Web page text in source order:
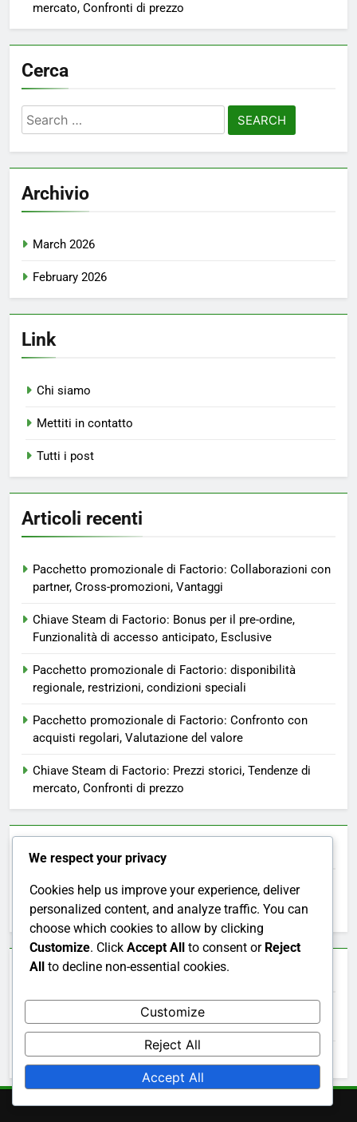
mercato, Confronti di prezzo
Cerca
Search
for:
Archivio
March 2026
February 2026
Link
Chi siamo
Mettiti in contatto
Tutti i post
Articoli recenti
Pacchetto promozionale di Factorio: Collaborazioni con
partner, Cross-promozioni, Vantaggi
Chiave Steam di Factorio: Bonus per il pre-ordine,
Funzionalità di accesso anticipato, Esclusive
Pacchetto promozionale di Factorio: disponibilità
regionale, restrizioni, condizioni speciali
Pacchetto promozionale di Factorio: Confronto con
acquisti regolari, Valutazione del valore
Chiave Steam di Factorio: Prezzi storici, Tendenze di
mercato, Confronti di prezzo
Cerca
Search
for:
Archivio
March 2026
February 2026
We respect your privacy
Cookies help us improve your experience, deliver
personalized content, and analyze traffic. You can
choose which cookies to allow by clicking
Customize. Click Accept All to consent or Reject
All to decline non-essential cookies.
Customize
Reject All
Accept All